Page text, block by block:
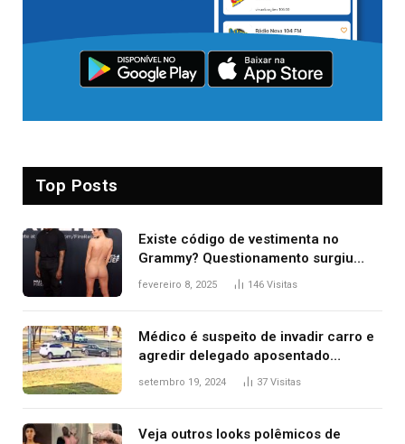
Top Posts
Existe código de vestimenta no
Grammy? Questionamento surgiu
após Bianca Censori, mulher de
fevereiro 8, 2025 146 Visitas
Médico é suspeito de invadir carro e
agredir delegado aposentado
durante confusão no trânsito
setembro 19, 2024 37 Visitas
Veja outros looks polêmicos de